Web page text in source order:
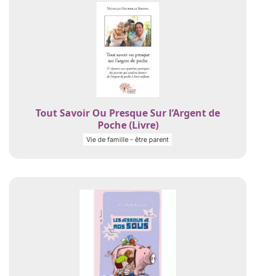
Tout Savoir Ou Presque Sur l’Argent de
Poche (Livre)
Vie de famille - être parent